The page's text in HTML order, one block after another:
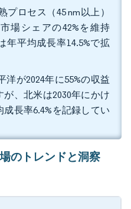
ロセス（45 nm以上）
場シェアの42%を維持
年平均成長率14.5%で拡
が2024年に55%の収益
、北米は2030年にかけ
長率6.4%を記録してい
のトレンドと洞察